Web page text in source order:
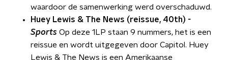
waardoor de samenwerking werd overschaduwd.
Huey Lewis & The News (reissue, 40th) -
Sports Op deze 1LP staan 9 nummers, het is een
reissue en wordt uitgegeven door Capitol. Huey
Lewis & The News is een Amerikaanse